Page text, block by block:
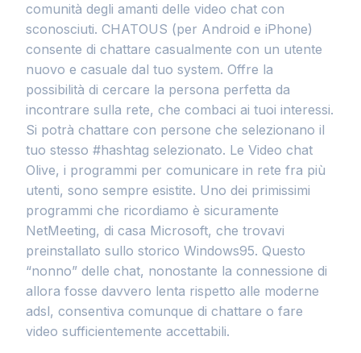
comunità degli amanti delle video chat con
sconosciuti. CHATOUS (per Android e iPhone)
consente di chattare casualmente con un utente
nuovo e casuale dal tuo system. Offre la
possibilità di cercare la persona perfetta da
incontrare sulla rete, che combaci ai tuoi interessi.
Si potrà chattare con persone che selezionano il
tuo stesso #hashtag selezionato. Le Video chat
Olive, i programmi per comunicare in rete fra più
utenti, sono sempre esistite. Uno dei primissimi
programmi che ricordiamo è sicuramente
NetMeeting, di casa Microsoft, che trovavi
preinstallato sullo storico Windows95. Questo
“nonno” delle chat, nonostante la connessione di
allora fosse davvero lenta rispetto alle moderne
adsl, consentiva comunque di chattare o fare
video sufficientemente accettabili.